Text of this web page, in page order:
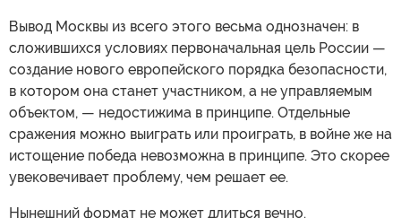
Вывод Москвы из всего этого весьма однозначен: в
сложившихся условиях первоначальная цель России —
создание нового европейского порядка безопасности,
в котором она станет участником, а не управляемым
объектом, — недостижима в принципе. Отдельные
сражения можно выиграть или проиграть, в войне же на
истощение победа невозможна в принципе. Это скорее
увековечивает проблему, чем решает ее.
Нынешний формат не может длиться вечно.